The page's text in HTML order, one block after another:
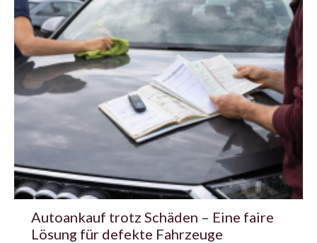
Autoankauf trotz Schäden – Eine faire
Lösung für defekte Fahrzeuge